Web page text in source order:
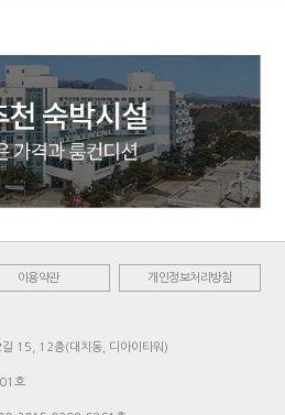
이용약관 개인정보처리방침
15, 12층(대치동, 디아이타워)
호